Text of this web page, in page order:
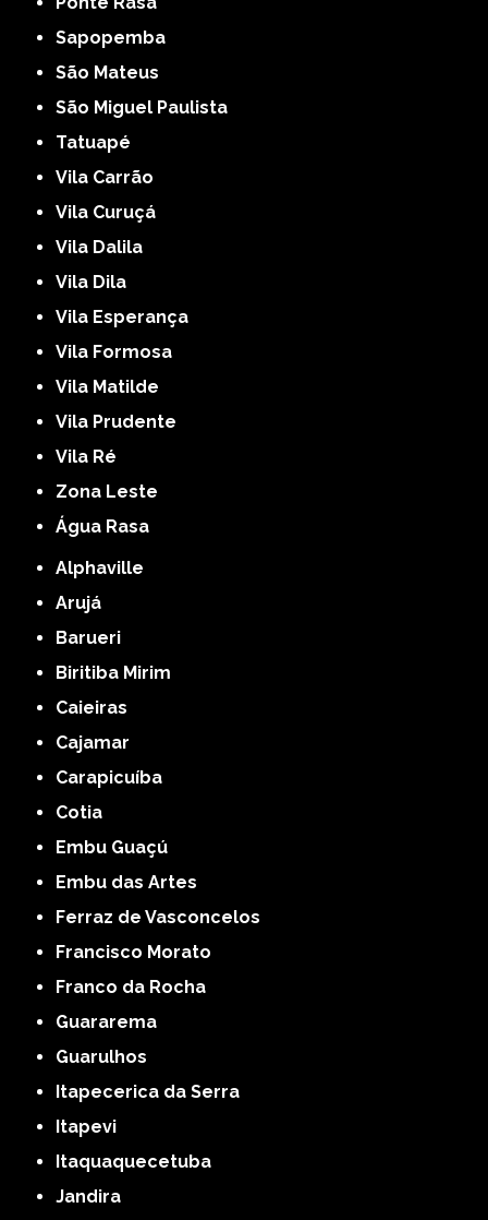
Sapopemba
São Mateus
São Miguel Paulista
Tatuapé
Vila Carrão
Vila Curuçá
Vila Dalila
Vila Dila
Vila Esperança
Vila Formosa
Vila Matilde
Vila Prudente
Vila Ré
Zona Leste
Água Rasa
Alphaville
Arujá
Barueri
Biritiba Mirim
Caieiras
Cajamar
Carapicuíba
Cotia
Embu Guaçú
Embu das Artes
Ferraz de Vasconcelos
Francisco Morato
Franco da Rocha
Guararema
Guarulhos
Itapecerica da Serra
Itapevi
Itaquaquecetuba
Jandira